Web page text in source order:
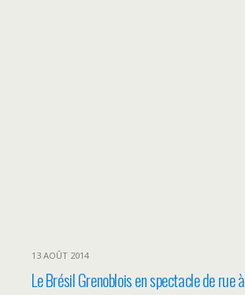
13 AOÛT 2014
Le Brésil Grenoblois en spectacle de rue à